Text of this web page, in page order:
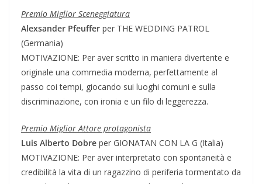
Premio Miglior Sceneggiatura
Alexsander Pfeuffer per THE WEDDING PATROL
(Germania)
MOTIVAZIONE: Per aver scritto in maniera divertente e
originale una commedia moderna, perfettamente al
passo coi tempi, giocando sui luoghi comuni e sulla
discriminazione, con ironia e un filo di leggerezza.
Premio Miglior Attore protagonista
Luis Alberto Dobre per GIONATAN CON LA G (Italia)
MOTIVAZIONE: Per aver interpretato con spontaneità e
credibilità la vita di un ragazzino di periferia tormentato da